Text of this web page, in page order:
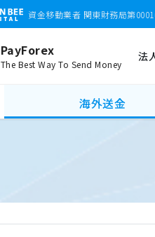
資金移動業者 関東財務局第
PayForex
The Best Way To Send Money
法
海外送金